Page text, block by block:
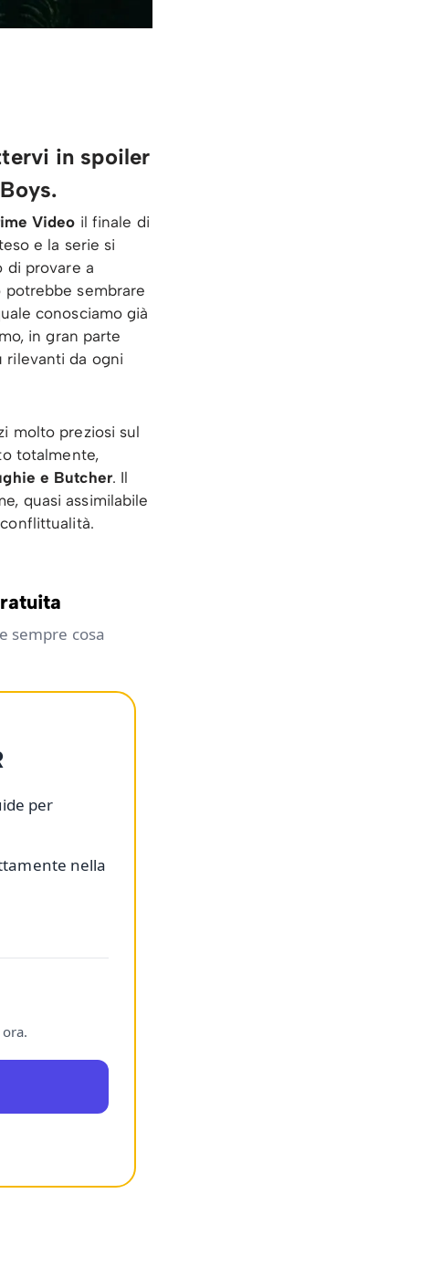
in spoiler
Video il finale di
e la serie si
di provare a
sembrare
conosciamo già
in gran parte
rilevanti da ogni
molto preziosi sul
totalmente,
e Butcher. Il
quasi assimilabile
sempre cosa
per
nella